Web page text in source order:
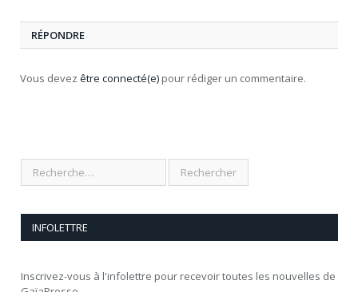
RÉPONDRE
Vous devez être connecté(e) pour rédiger un commentaire.
INFOLETTRE
Inscrivez-vous à l'infolettre pour recevoir toutes les nouvelles de